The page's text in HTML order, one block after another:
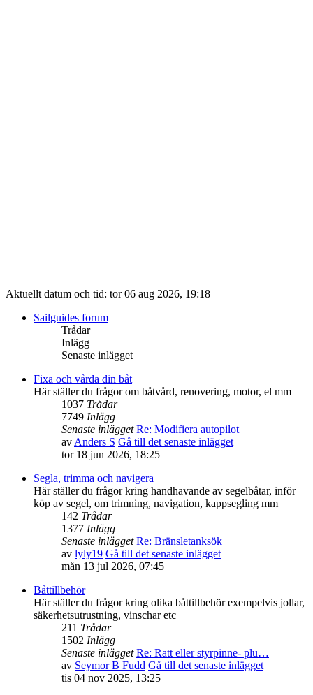
Aktuellt datum och tid: tor 06 aug 2026, 19:18
Sailguides forum
Trådar
Inlägg
Senaste inlägget
Fixa och vårda din båt
Här ställer du frågor om båtvård, renovering, motor, el mm
1037 Trådar
7749 Inlägg
Senaste inlägget Re: Modifiera autopilot
avAnders S Gå till det senaste inlägget
tor 18 jun 2026, 18:25
Segla, trimma och navigera
Här ställer du frågor kring handhavande av segelbåtar, inför
köp av segel, om trimning, navigation, kappsegling mm
142 Trådar
1377 Inlägg
Senaste inlägget Re: Bränsletanksök
av lyly19 Gå till det senaste inlägget
mån 13 jul 2026, 07:45
Båttillbehör
Här ställer du frågor kring olika båttillbehör exempelvis jollar,
säkerhetsutrustning, vinschar etc
211 Trådar
1502 Inlägg
Senaste inlägget Re: Ratt eller styrpinne- plu…
av Seymor B Fudd Gå till det senaste inlägget
tis 04 nov 2025, 13:25